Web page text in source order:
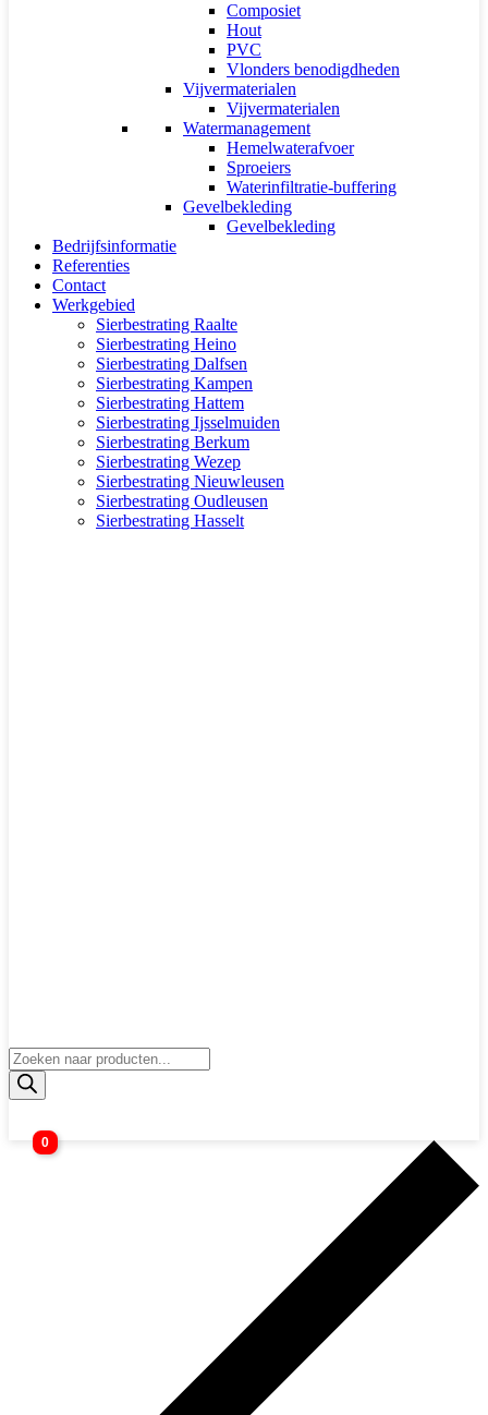
Composiet
Hout
PVC
Vlonders benodigdheden
Vijvermaterialen
Vijvermaterialen
Watermanagement
Hemelwaterafvoer
Sproeiers
Waterinfiltratie-buffering
Gevelbekleding
Gevelbekleding
Bedrijfsinformatie
Referenties
Contact
Werkgebied
Sierbestrating Raalte
Sierbestrating Heino
Sierbestrating Dalfsen
Sierbestrating Kampen
Sierbestrating Hattem
Sierbestrating Ijsselmuiden
Sierbestrating Berkum
Sierbestrating Wezep
Sierbestrating Nieuwleusen
Sierbestrating Oudleusen
Sierbestrating Hasselt
Producten
zoeken
0